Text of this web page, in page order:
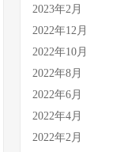
2023年2月
2022年12月
2022年10月
2022年8月
2022年6月
2022年4月
2022年2月